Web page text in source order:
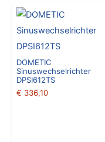
DOMETIC
Sinuswechselrichter
DPSI612TS
€ 336,10